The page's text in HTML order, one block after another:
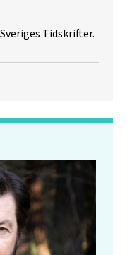
Tidskrifter.